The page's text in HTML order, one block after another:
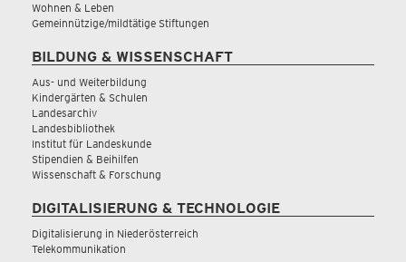
Wohnen & Leben
Gemeinnützige/mildtätige Stiftungen
BILDUNG & WISSENSCHAFT
Aus- und Weiterbildung
Kindergärten & Schulen
Landesarchiv
Landesbibliothek
Institut für Landeskunde
Stipendien & Beihilfen
Wissenschaft & Forschung
DIGITALISIERUNG & TECHNOLOGIE
Digitalisierung in Niederösterreich
Telekommunikation